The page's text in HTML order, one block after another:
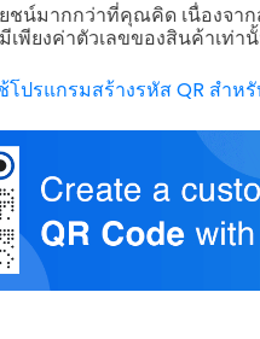
ชน์มากกว่าที่คุณคิด เนื่องจา
พียงค่าตัวเลขของสินค้าเท่า
โปรแกรมสร้างรหัส QR สำห